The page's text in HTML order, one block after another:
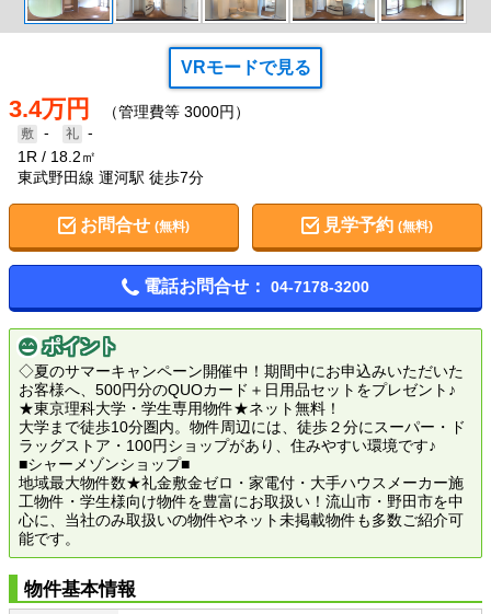
VRモードで見る
3.4万円 （管理費等 3000円）
-
-
1R
18.2㎡
東武野田線 運河駅 徒歩7分
お問合せ (無料) 見学予約(無料)
電話お問合せ： 04-7178-3200
ポイント
◇夏のサマーキャンペーン開催中！期間中にお申込みいただいた
お客様へ、500円分のQUOカード＋日用品セットをプレゼント♪
★東京理科大学・学生専用物件★ネット無料！
大学まで徒歩10分圏内。物件周辺には、徒歩２分にスーパー・ド
ラッグストア・100円ショップがあり、住みやすい環境です♪
■シャーメゾンショップ■
地域最大物件数★礼金敷金ゼロ・家電付・大手ハウスメーカー施
工物件・学生様向け物件を豊富にお取扱い！流山市・野田市を中
心に、当社のみ取扱いの物件やネット未掲載物件も多数ご紹介可
能です。
物件基本情報